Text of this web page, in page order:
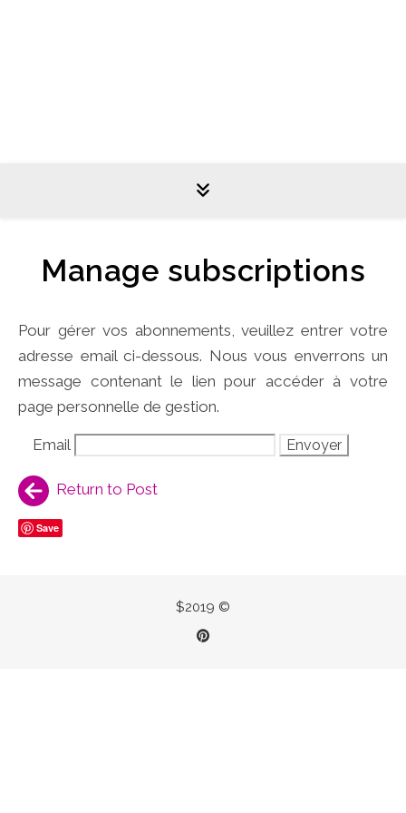
Manage subscriptions
Pour gérer vos abonnements, veuillez entrer votre
adresse email ci-dessous. Nous vous enverrons un
message contenant le lien pour accéder à votre
page personnelle de gestion.
Email
Return to Post
Save
$2019 ©